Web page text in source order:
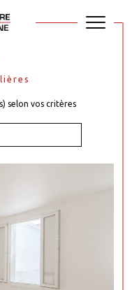
selon vos critères